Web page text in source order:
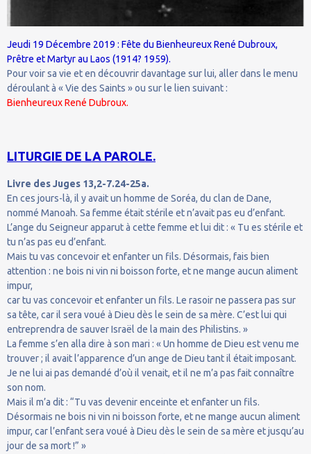
Jeudi 19 Décembre 2019 : Fête du Bienheureux René Dubroux,
Prêtre et Martyr au Laos (1914? 1959).
Pour voir sa vie et en découvrir davantage sur lui, aller dans le menu
déroulant à « Vie des Saints » ou sur le lien suivant :
Bienheureux René Dubroux.
LITURGIE DE LA PAROLE.
Livre des Juges 13,2-7.24-25a.
En ces jours-là, il y avait un homme de Soréa, du clan de Dane,
nommé Manoah. Sa femme était stérile et n’avait pas eu d’enfant.
L’ange du Seigneur apparut à cette femme et lui dit : « Tu es stérile et
tu n’as pas eu d’enfant.
Mais tu vas concevoir et enfanter un fils. Désormais, fais bien
attention : ne bois ni vin ni boisson forte, et ne mange aucun aliment
impur,
car tu vas concevoir et enfanter un fils. Le rasoir ne passera pas sur
sa tête, car il sera voué à Dieu dès le sein de sa mère. C’est lui qui
entreprendra de sauver Israël de la main des Philistins. »
La femme s’en alla dire à son mari : « Un homme de Dieu est venu me
trouver ; il avait l’apparence d’un ange de Dieu tant il était imposant.
Je ne lui ai pas demandé d’où il venait, et il ne m’a pas fait connaître
son nom.
Mais il m’a dit : “Tu vas devenir enceinte et enfanter un fils.
Désormais ne bois ni vin ni boisson forte, et ne mange aucun aliment
impur, car l’enfant sera voué à Dieu dès le sein de sa mère et jusqu’au
jour de sa mort !” »